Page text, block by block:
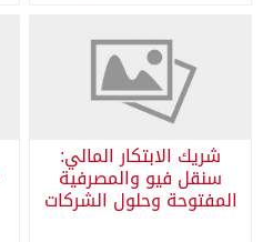
شريك الابتكار المالي:
سنقل فيو والمصرفية
المفتوحة وحلول الشركات